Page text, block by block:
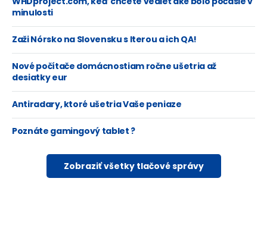
minulosti
Zaži Nórsko na Slovensku s Iterou a ich QA!
Nové počítače domácnostiam ročne ušetria až
desiatky eur
Antiradary, ktoré ušetria Vaše peniaze
Poznáte gamingový tablet ?
Zobraziť všetky tlačové správy